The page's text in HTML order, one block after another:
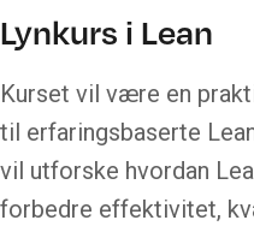
Lynkurs i Lean
Kurset vil være en
til erfaringsbaserte
vil utforske hvordan
forbedre effektivitet,